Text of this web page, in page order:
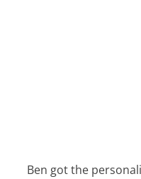
Ben got the